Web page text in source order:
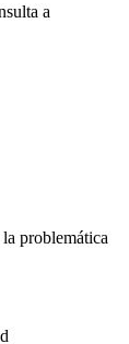
a
problemática